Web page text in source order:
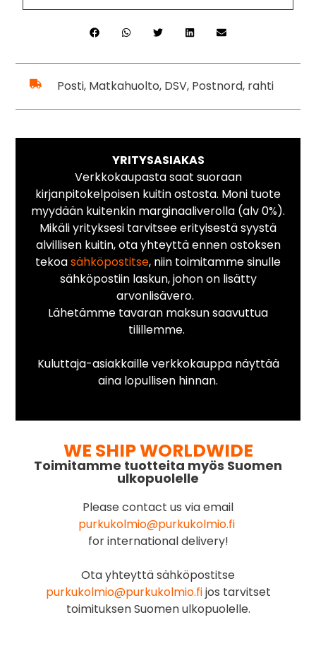
Posti, Matkahuolto, DSV, Postnord, rahti
YRITYSASIAKAS
Verkkokaupasta saat suoraan
kirjanpitokelpoisen kuitin ostosta. Moni tuote
myydään kuitenkin marginaaliverolla (alv 0%).
Mikäli yrityksesi tarvitsee erityisestä syystä
alvillisen kuitin, ota yhteyttä ennen ostoksen
tekoasähköpostitse, niin toimitamme sinulle
sähköpostiin laskun, johon on lisätty
arvonlisävero.
Lähetämme tavaran maksun saavuttua
tilillemme.
Kuluttaja-asiakkaille verkkokauppa näyttää
aina lopullisen hinnan.
WE SHIP WORLDWIDE
Toimitamme tuotteita myös Suomen
ulkopuolelle
Please contact us via email
purkukolmio@purkukolmio.fi
for international delivery!
Ota yhteyttä sähköpostitse
purkukolmio@purkukolmio.fijos tarvitset
toimituksen Suomen ulkopuolelle.